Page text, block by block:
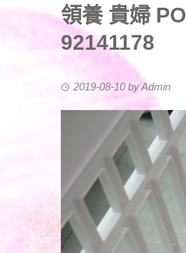
領養 貴婦
92141178
2019-08-10 byAdmin